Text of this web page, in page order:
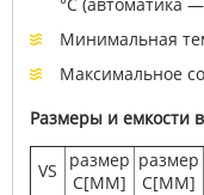
Минимальная
Максимальное
Размеры и емкости
VS
размер
С[MM]
размер
C[MM]